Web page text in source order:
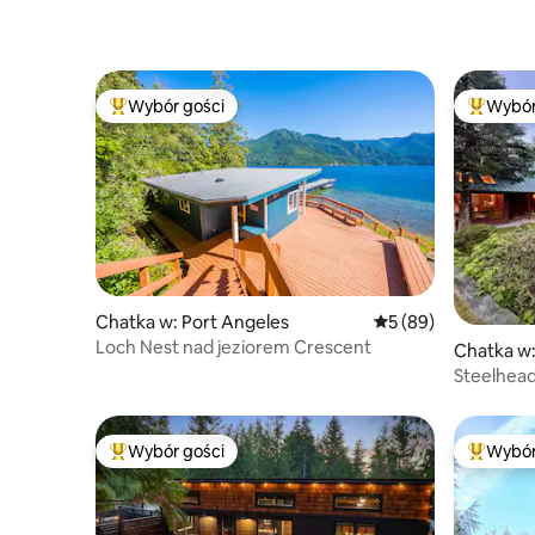
Najpopularniejsze z kategorii Wybór gości
Wybór gości
Chatka w: Port Angeles Średnia ocena: 5
5 (89)
Loch Nest nad jeziorem Crescent
Chatka
Najpopularniejsze z kategorii Wybór gości
Wybór gości